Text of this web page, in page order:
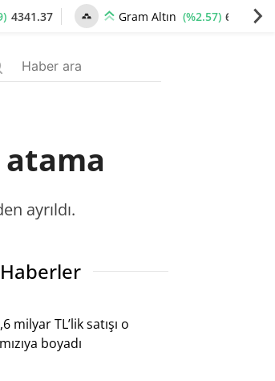
4341.37 Gram Altın (%2.57) 6659.77
ayrıldı.
milyar TL’lik satışı o
boyadı